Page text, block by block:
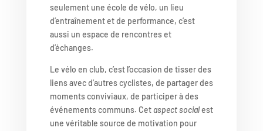
seulement une école de vélo, un lieu
d’entraînement et de performance, c’est
aussi un espace de rencontres et
d’échanges.
Le vélo en club, c’est l’occasion de tisser des
liens avec d’autres cyclistes, de partager des
moments conviviaux, de participer à des
événements communs. Cetaspect socialest
une véritable source de motivation pour